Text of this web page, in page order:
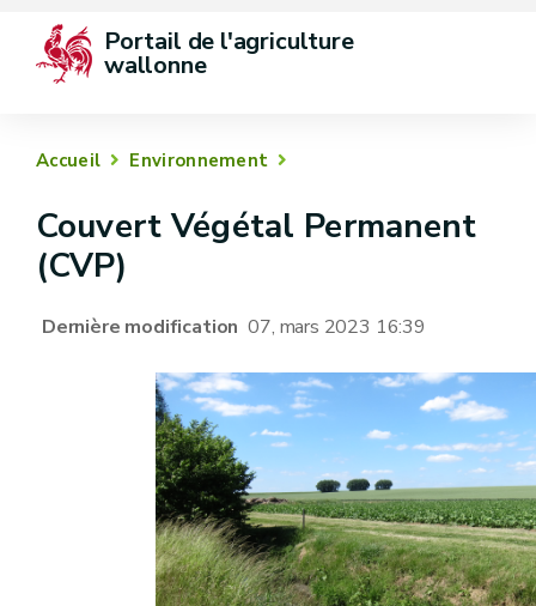
Portail de l'agriculture
wallonne
Accueil Environnement
Couvert Végétal Permanent
(CVP)
Dernière modification 07, mars 2023 16:39